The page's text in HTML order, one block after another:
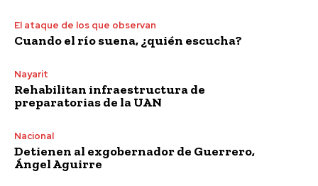
El ataque de los que observan
Cuando el río suena, ¿quién escucha?
Nayarit
Rehabilitan infraestructura de
preparatorias de la UAN
Nacional
Detienen al exgobernador de Guerrero,
Ángel Aguirre